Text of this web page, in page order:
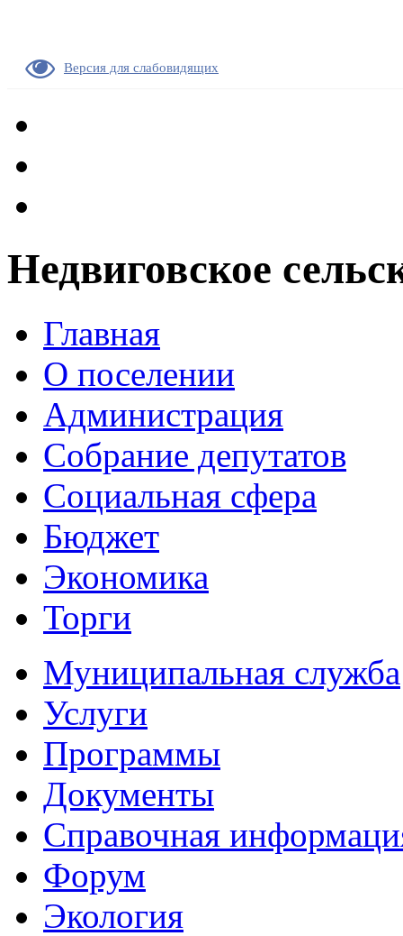
Версия для слабовидящих
Недвиговское
Главная
О поселении
Администрация
Собрание депутатов
Социальная сфера
Бюджет
Экономика
Торги
Муниципальная служба
Услуги
Программы
Документы
Справочная
Форум
Экология